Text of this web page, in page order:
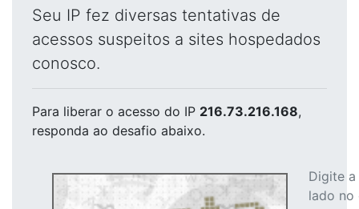
Seu IP fez diversas tentativas de
acessos suspeitos a sites hospedados
conosco.
Para liberar o acesso do IP 216.73.216.168,
responda ao desafio abaixo.
Digite
lado no